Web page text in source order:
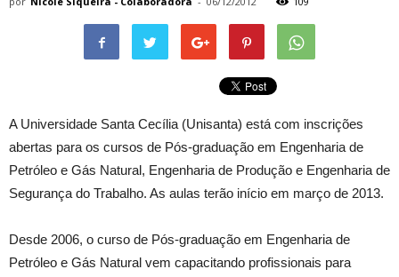
A Universidade Santa Cecília (Unisanta) está com inscrições
abertas para os cursos de Pós-graduação em Engenharia de
Petróleo e Gás Natural, Engenharia de Produção e Engenharia de
Segurança do Trabalho. As aulas terão início em março de 2013.
Desde 2006, o curso de Pós-graduação em Engenharia de
Petróleo e Gás Natural vem capacitando profissionais para